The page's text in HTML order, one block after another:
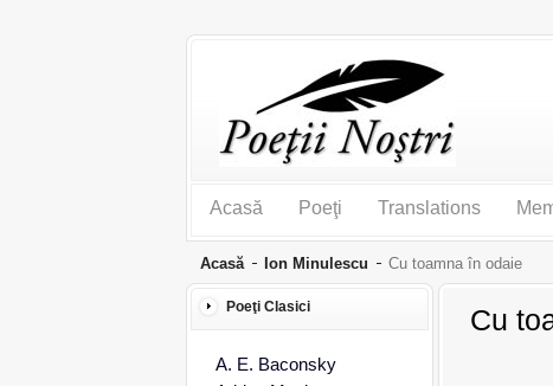
Acasă Poeţi Translations
Acasă Ion Minulescu Cu toamna în odaie
Cu
Poeţi Clasici
A. E. Baconsky